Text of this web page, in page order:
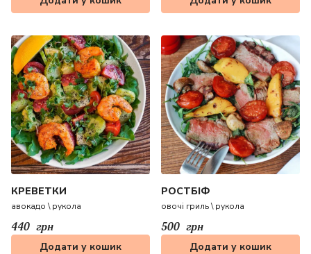
КРЕВЕТКИ
авокадо \ рукола
Додати у кошик
440 грн
РОСТБІФ
овочі гриль \ рукола
Додати у кошик
500 грн